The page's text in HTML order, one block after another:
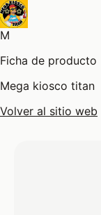
M
Ficha de producto
Mega kiosco titan
Volver al sitio web